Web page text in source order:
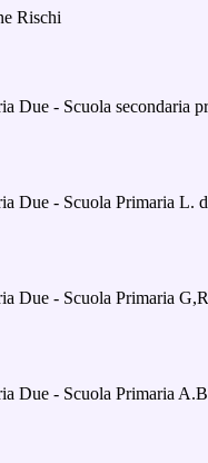
Rischi
Due - Scuola secondaria
Due - Scuola Primaria L.
Due - Scuola Primaria
Due - Scuola Primaria